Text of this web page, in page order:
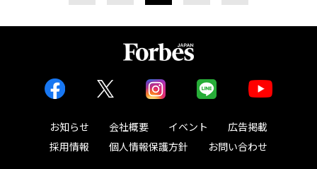
お知らせ 会社概要 イベント
広告掲載
採用情報
個人情報保護方針 お問い合わせ